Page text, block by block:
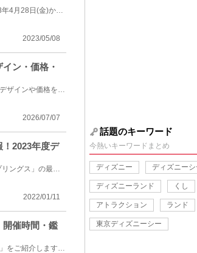
世界中で大人気の名作『ピーターパン』が、ディズニープラスで実写映画化！2023年4月28日(金)からディズ...
2023/05/08
ン・価格・
東京ディズニーランド・東京ディズニーシーで販売されているティアラについて、デザインや価格をご紹介...
2026/07/07
！2023年度デ
2023年度にオープンする予定の東京ディズニーシーの新エリア「ファンタジースプリングス」の最新情報を...
2022/01/11
開催時間・鑑
東京ディズニーランドで行われているお昼のパレード、「ドリーミング・アップ！」をご紹介します♪どんな...
話題のキーワード
今熱いキーワードまとめ
ディズニー ディズニーシ
ディズニーランド くし
アトラクション ランド
東京ディズニーシー